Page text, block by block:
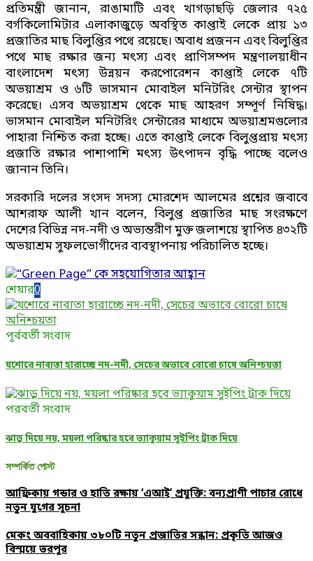
প্রতিমন্ত্রী জানান, রাঙামাটি এবং খাগড়াছড়ি জেলার ৭২৫
বর্গকিলোমিটার এলাকাজুড়ে অবস্থিত কাপ্তাই লেকে প্রায় ১৩
প্রজাতির মাছ বিলুপ্তির পথে রয়েছে। অবাধ প্রজনন এবং বিলুপ্তির
পথে মাছ রক্ষার জন্য মৎস্য এবং প্রাণিসম্পদ মন্ত্রণালয়াধীন
বাংলাদেশ মৎস্য উন্নয়ন করপোরেশন কাপ্তাই লেকে ৭টি
অভয়াশ্রম ও ৬টি ভাসমান মোবাইল মনিটরিং সেন্টার স্থাপন
করেছে। এসব অভয়াশ্রম থেকে মাছ আহরণ সম্পূর্ণ নিষিদ্ধ।
ভাসমান মোবাইল মনিটরিং সেন্টারের মাধ্যমে অভয়াশ্রমগুলোর
পাহারা নিশ্চিত করা হচ্ছে। এতে কাপ্তাই লেকে বিলুপ্তপ্রায় মৎস্য
প্রজাতি রক্ষার পাশাপাশি মৎস্য উৎপাদন বৃদ্ধি পাচ্ছে বলেও
জানান তিনি।
সরকারি দলের সংসদ সদস্য মোরশেদ আলমের প্রশ্নের জবাবে
আশরাফ আলী খান বলেন, বিলুপ্ত প্রজাতির মাছ সংরক্ষণে
দেশের বিভিন্ন নদ-নদী ও অভ্যন্তরীণ মুক্ত জলাশয়ে স্থাপিত ৪৩২টি
অভয়াশ্রম সুফলভোগীদের ব্যবস্থাপনায় পরিচালিত হচ্ছে।
শেয়ার0
পূর্ববর্তী সংবাদ
যশোরে নাব্যতা হারাচ্ছে নদ-নদী, সেচের অভাবে বোরো চাষে অনিশ্চয়তা
পরবর্তী সংবাদ
ঝাড়ু দিয়ে নয়, ময়লা পরিষ্কার হবে ভ্যাকুয়াম সুইপিং ট্রাক দিয়ে
সম্পর্কিত পোস্ট
আফ্রিকায় গন্ডার ও হাতি রক্ষায় ‘এআই’ প্রযুক্তি: বন্যপ্রাণী পাচার রোধে
নতুন যুগের সূচনা
মেকং অববাহিকায় ৩৮০টি নতুন প্রজাতির সন্ধান: প্রকৃতি আজও
বিস্ময়ে ভরপুর